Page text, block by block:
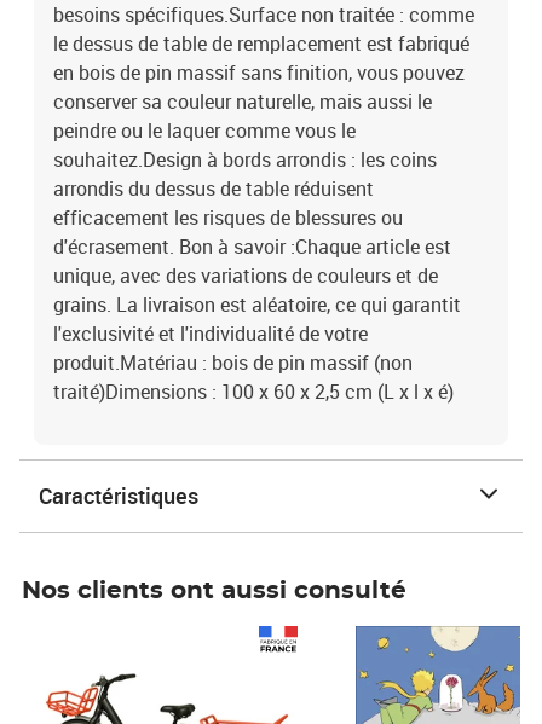
besoins spécifiques.Surface non traitée : comme
le dessus de table de remplacement est fabriqué
en bois de pin massif sans finition, vous pouvez
conserver sa couleur naturelle, mais aussi le
peindre ou le laquer comme vous le
souhaitez.Design à bords arrondis : les coins
arrondis du dessus de table réduisent
efficacement les risques de blessures ou
d'écrasement. Bon à savoir :Chaque article est
unique, avec des variations de couleurs et de
grains. La livraison est aléatoire, ce qui garantit
l'exclusivité et l'individualité de votre
produit.Matériau : bois de pin massif (non
traité)Dimensions : 100 x 60 x 2,5 cm (L x l x é)
Caractéristiques
Nos clients ont aussi consulté
Prix 7,50€